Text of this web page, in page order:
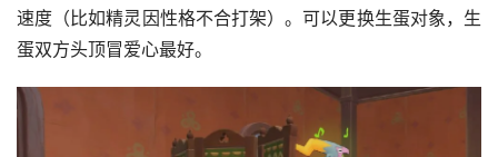
速度（比如精灵因性格不合打架）。可以更换生蛋对象，生
蛋双方头顶冒爱心最好。